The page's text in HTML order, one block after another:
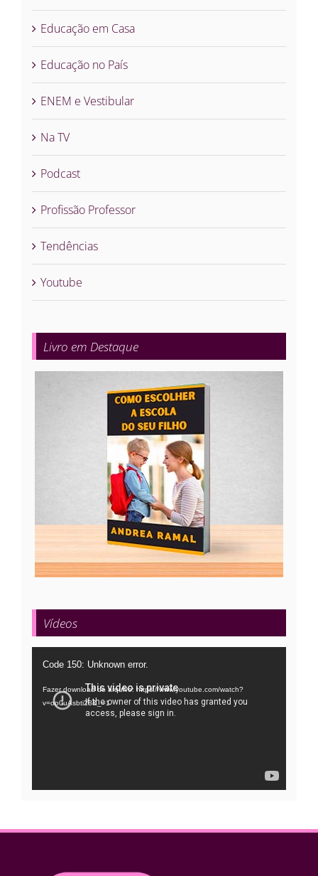
Educação em Casa
Educação no País
ENEM e Vestibular
Na TV
Podcast
Profissão Professor
Tendências
Youtube
Livro em Destaque
Vídeos
Tocador
vídeo
Code 150: Unknown error.
Fazer download do arquivo: https://www.youtube.com/watch?
v=oo0uAsbti28&_=1